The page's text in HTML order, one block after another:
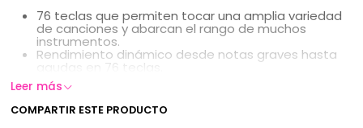
76 teclas que permiten tocar una amplia variedad
de canciones y abarcan el rango de muchos
instrumentos.
Rendimiento dinámico desde notas graves hasta
agudas en 76 teclas.
La fuente sonora AiX utiliza un análisis meticuloso
para capturar las características musicales de
numerosos sonidos de instrumentos.
Amplia paleta sonora con 61 tonos
Leer más
COMPARTIR ESTE PRODUCTO